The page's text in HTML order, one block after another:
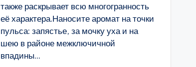
также раскрывает всю многогранность
её характера.Наносите аромат на точки
пульса: запястье, за мочку уха и на
шею в районе межключичной
впадины...